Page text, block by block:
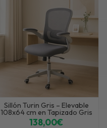
Sillón Turin Gris – Elevable
108x64 cm en Tapizado Gris
138,00€